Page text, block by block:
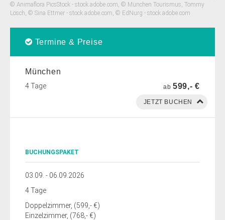
© Animaflora PicsStock - stock.adobe.com, © München Tourismus, Tommy
Lösch, © Sina Ettmer - stock.adobe.com, © EdNurg - stock.adobe.com
Termine & Preise
München
4 Tage ab599,- €
BUCHUNGSPAKET
03.09. - 06.09.2026
4 Tage
Doppelzimmer, (599,- €)
Einzelzimmer, (768,- €)